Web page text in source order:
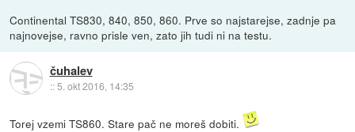
Continental TS830, 840, 850, 860. Prve so najstarejse, zadnje pa
najnovejse, ravno prisle ven, zato jih tudi ni na testu.
čuhalev
::5. okt 2016, 14:35
Torej vzemi TS860. Stare pač ne moreš dobiti.